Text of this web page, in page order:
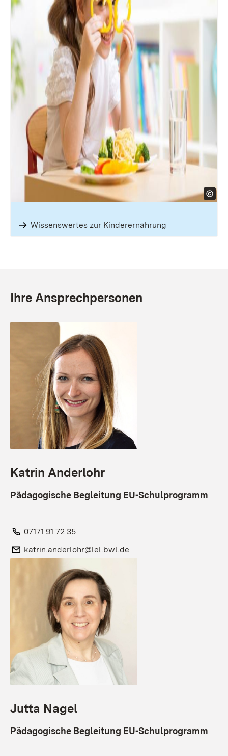
Wissenswertes zur Kinderernährung
Ihre Ansprechpersonen
Katrin Anderlohr
Pädagogische Begleitung EU-Schulprogramm
Telefon:
07171 91 72 35
E-Mail:
katrin.anderlohr@lel.bwl.de
Jutta Nagel
Pädagogische Begleitung EU-Schulprogramm